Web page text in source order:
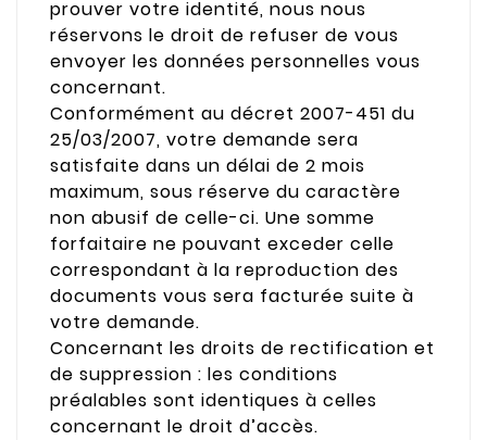
prouver votre identité, nous nous
réservons le droit de refuser de vous
envoyer les données personnelles vous
concernant.
Conformément au décret 2007-451 du
25/03/2007, votre demande sera
satisfaite dans un délai de 2 mois
maximum, sous réserve du caractère
non abusif de celle-ci. Une somme
forfaitaire ne pouvant exceder celle
correspondant à la reproduction des
documents vous sera facturée suite à
votre demande.
Concernant les droits de rectification et
de suppression : les conditions
préalables sont identiques à celles
concernant le droit d’accès.